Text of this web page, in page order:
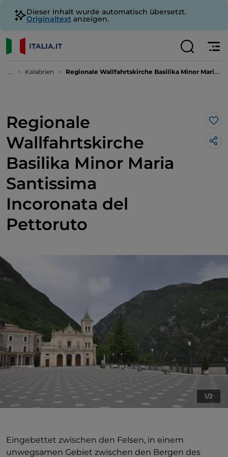
Dieser Inhalt wurde automatisch übersetzt.
Originaltext anzeigen.
... Kalabrien Regionale Wallfahrtskirche Basilika Minor Maria Santissima Incoronata del Pettoruto
Regionale
Wallfahrtskirche
Basilika Minor Maria
Santissima
Incoronata del
Pettoruto
1/2
Eingebettet zwischen den Felsen, in einem
unwegsamen Gebiet zwischen den Bergen des